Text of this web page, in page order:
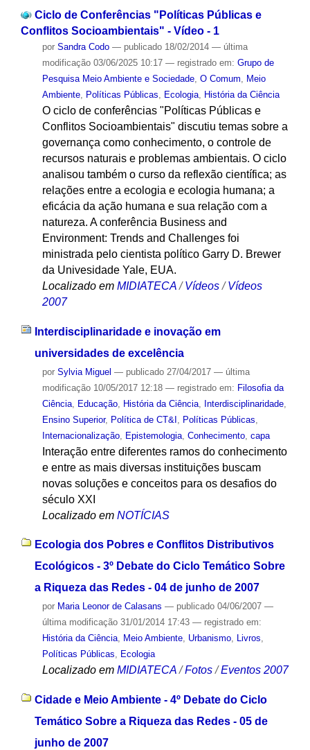
Ciclo de Conferências "Políticas Públicas e
Conflitos Socioambientais" - Vídeo - 1
por Sandra Codo — publicado18/02/2014 — última
modificação03/06/2025 10:17 — registrado em: Grupo de
Pesquisa Meio Ambiente e Sociedade, O Comum, Meio
Ambiente, Políticas Públicas, Ecologia, História da Ciência
O ciclo de conferências "Políticas Públicas e
Conflitos Socioambientais" discutiu temas sobre a
governança como conhecimento, o controle de
recursos naturais e problemas ambientais. O ciclo
analisou também o curso da reflexão científica; as
relações entre a ecologia e ecologia humana; a
eficácia da ação humana e sua relação com a
natureza. A conferência Business and
Environment: Trends and Challenges foi
ministrada pelo cientista político Garry D. Brewer
da Univesidade Yale, EUA.
Localizado em MIDIATECA /Vídeos /Vídeos
2007
Interdisciplinaridade e inovação em
universidades de excelência
por Sylvia Miguel — publicado27/04/2017 — última
modificação10/05/2017 12:18 — registrado em: Filosofia da
Ciência, Educação, História da Ciência, Interdisciplinaridade,
Ensino Superior, Política de CT&I Políticas Públicas
Internacionalização, Epistemologia, Conhecimento, capa
Interação entre diferentes ramos do conhecimento
e entre as mais diversas instituições buscam
novas soluções e conceitos para os desafios do
século XXI
Localizado em NOTÍCIAS
Ecologia dos Pobres e Conflitos Distributivos
Ecológicos - 3º Debate do Ciclo Temático Sobre
a Riqueza das Redes - 04 de junho de 2007
por Maria Leonor de Calasans — publicado04/06/2007 —
última modificação31/01/2014 17:43 — registrado em:
História da Ciência, Meio Ambiente, Urbanismo, Livros,
Políticas Públicas, Ecologia
Localizado em MIDIATECA /Fotos /Eventos 2007
Cidade e Meio Ambiente - 4º Debate do Ciclo
Temático Sobre a Riqueza das Redes - 05 de
junho de 2007